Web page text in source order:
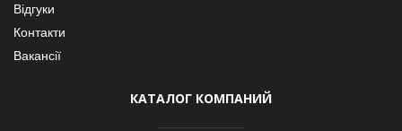
Відгуки
Контакти
Вакансії
КАТАЛОГ КОМПАНИЙ